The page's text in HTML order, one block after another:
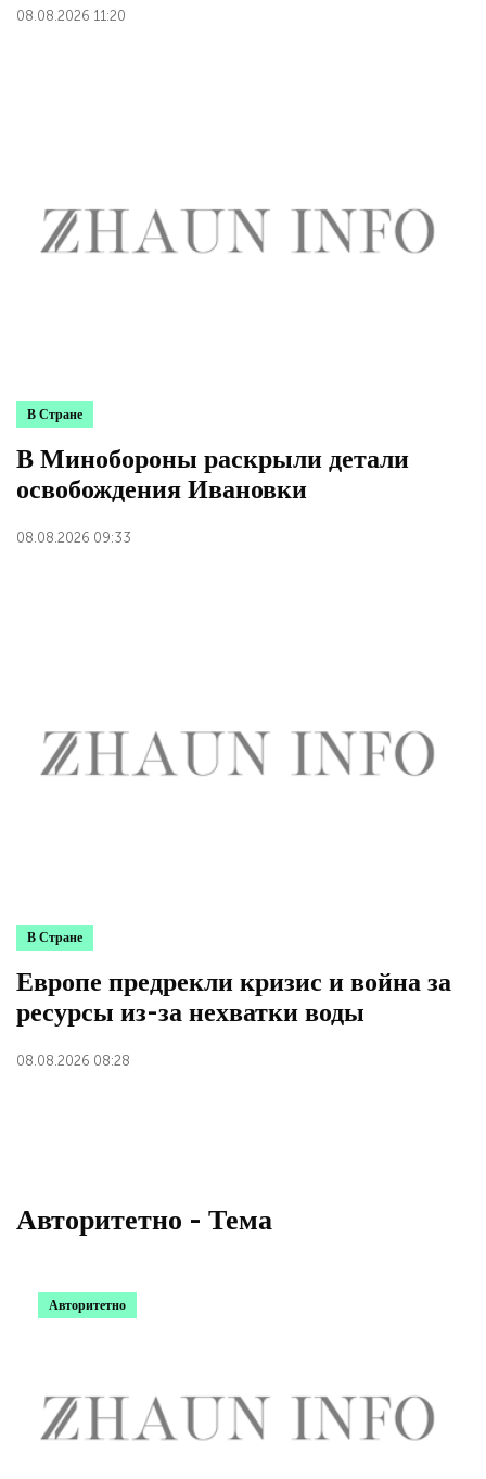
08.08.2026 11:20
В Стране
В Минобороны раскрыли детали
освобождения Ивановки
08.08.2026 09:33
В Стране
Европе предрекли кризис и война за
ресурсы из-за нехватки воды
08.08.2026 08:28
Авторитетно - Тема
Авторитетно